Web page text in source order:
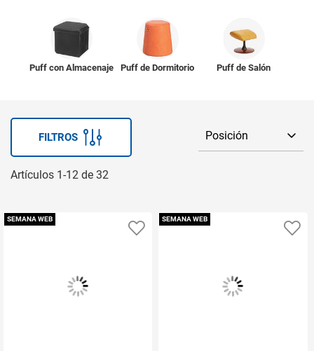
Puff con Almacenaje Puff de Dormitorio Puff de Salón
FILTROS
Artículos 1-12 de 32
SEMANA WEB
Añadir a favoritos
SEMANA WEB